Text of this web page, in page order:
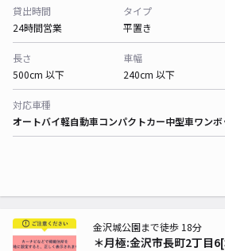
貸出時間
24時間営業
タイプ
平置き
長さ
500cm 以下
車幅
240cm 以下
対応車種
オートバイ軽自動車コンパクトカー中型車ワンボ
＊月極:金沢市長町2丁目
金沢城公園まで徒歩 18分